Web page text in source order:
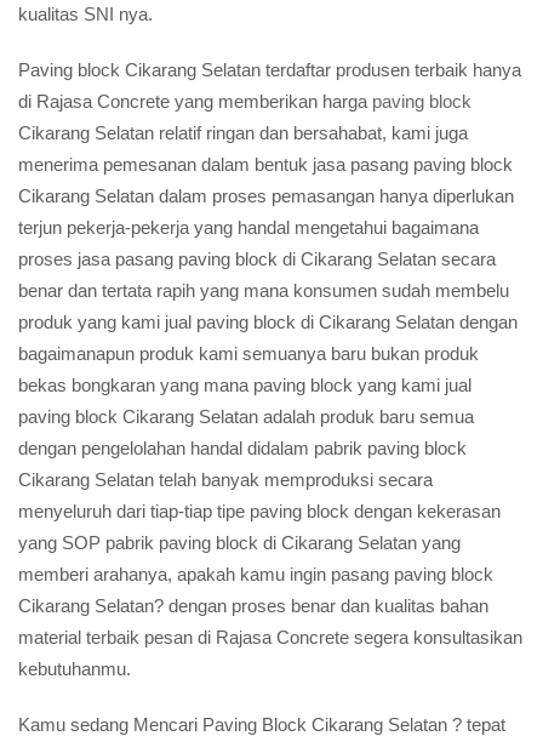
kualitas SNI nya.
Paving block Cikarang Selatan terdaftar produsen terbaik hanya
di Rajasa Concrete yang memberikan harga paving block
Cikarang Selatan relatif ringan dan bersahabat, kami juga
menerima pemesanan dalam bentuk jasa pasang paving block
Cikarang Selatan dalam proses pemasangan hanya diperlukan
terjun pekerja-pekerja yang handal mengetahui bagaimana
proses jasa pasang paving block di Cikarang Selatan secara
benar dan tertata rapih yang mana konsumen sudah membelu
produk yang kami jual paving block di Cikarang Selatan dengan
bagaimanapun produk kami semuanya baru bukan produk
bekas bongkaran yang mana paving block yang kami jual
paving block Cikarang Selatan adalah produk baru semua
dengan pengelolahan handal didalam pabrik paving block
Cikarang Selatan telah banyak memproduksi secara
menyeluruh dari tiap-tiap tipe paving block dengan kekerasan
yang SOP pabrik paving block di Cikarang Selatan yang
memberi arahanya, apakah kamu ingin pasang paving block
Cikarang Selatan? dengan proses benar dan kualitas bahan
material terbaik pesan di Rajasa Concrete segera konsultasikan
kebutuhanmu.
Kamu sedang Mencari Paving Block Cikarang Selatan ? tepat